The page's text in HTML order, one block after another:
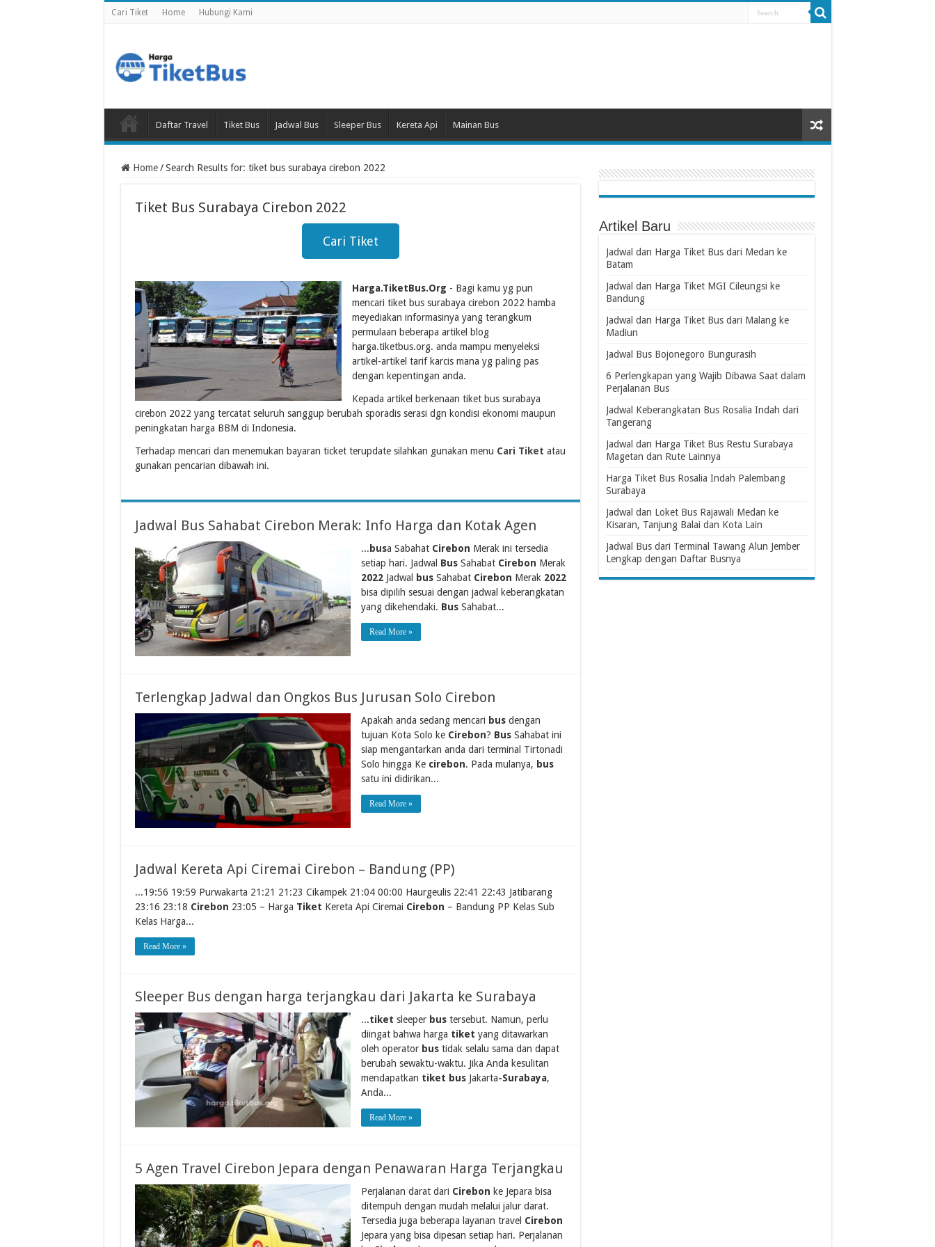
Cari Tiket Home Hubungi Kami
Daftar Travel Tiket Bus Jadwal Bus Sleeper Bus Kereta Api Mainan Bus
Home / Search Results for: tiket bus surabaya cirebon 2022
Tiket Bus Surabaya Cirebon 2022
Cari Tiket
Harga.TiketBus.Org - Bagi kamu yg pun
mencari tiket bus surabaya cirebon 2022 hamba
meyediakan informasinya yang terangkum
permulaan beberapa artikel blog
harga.tiketbus.org. anda mampu menyeleksi
artikel-artikel tarif karcis mana yg paling pas
dengan kepentingan anda.
Kepada artikel berkenaan tiket bus surabaya
cirebon 2022 yang tercatat seluruh sanggup berubah sporadis serasi dgn kondisi ekonomi maupun
peningkatan harga BBM di Indonesia.
Terhadap mencari dan menemukan bayaran ticket terupdate silahkan gunakan menu Cari Tiket atau
gunakan pencarian dibawah ini.
Jadwal Bus Sahabat Cirebon Merak: Info Harga dan Kotak Agen
... busa Sabahat Cirebon Merak ini tersedia
setiap hari. Jadwal BusSahabat Cirebon Merak
2022Jadwal busSahabat Cirebon Merak 2022
bisa dipilih sesuai dengan jadwal keberangkatan
yang dikehendaki. BusSahabat...
Read More »
Terlengkap Jadwal dan Ongkos Bus Jurusan Solo Cirebon
Apakah anda sedang mencari busdengan
tujuan Kota Solo ke Cirebon? BusSahabat ini
siap mengantarkan anda dari terminal Tirtonadi
Solo hingga Ke cirebon. Pada mulanya, bus
satu ini didirikan...
Read More »
Jadwal Kereta Api Ciremai Cirebon – Bandung (PP)
...19:56 19:59 Purwakarta 21:21 21:23 Cikampek 21:04 00:00 Haurgeulis 22:41 22:43 Jatibarang
23:16 23:18 Cirebon 23:05 – Harga Tiket Kereta Api Ciremai Cirebon – Bandung PP Kelas Sub
Kelas Harga...
Read More »
Sleeper Bus dengan harga terjangkau dari Jakarta ke Surabaya
...tiket sleeper bustersebut. Namun, perlu
diingat bahwa harga tiket yang ditawarkan
oleh operator bustidak selalu sama dan dapat
berubah sewaktu-waktu. Jika Anda kesulitan
mendapatkan tiket busJakarta-Surabaya,
Anda...
Read More »
5 Agen Travel Cirebon Jepara dengan Penawaran Harga Terjangkau
Perjalanan darat dari Cirebon ke Jepara bisa
ditempuh dengan mudah melalui jalur darat.
Tersedia juga beberapa layanan travel Cirebon
Jepara yang bisa dipesan setiap hari. Perjalanan
Artikel Baru
Jadwal dan Harga Tiket Bus dari Medan ke
Batam
Jadwal dan Harga Tiket MGI Cileungsi ke
Bandung
Jadwal dan Harga Tiket Bus dari Malang ke
Madiun
Jadwal Bus Bojonegoro Bungurasih
6 Perlengkapan yang Wajib Dibawa Saat dalam
Perjalanan Bus
Jadwal Keberangkatan Bus Rosalia Indah dari
Tangerang
Jadwal dan Harga Tiket Bus Restu Surabaya
Magetan dan Rute Lainnya
Harga Tiket Bus Rosalia Indah Palembang
Surabaya
Jadwal dan Loket Bus Rajawali Medan ke
Kisaran, Tanjung Balai dan Kota Lain
Jadwal Bus dari Terminal Tawang Alun Jember
Lengkap dengan Daftar Busnya